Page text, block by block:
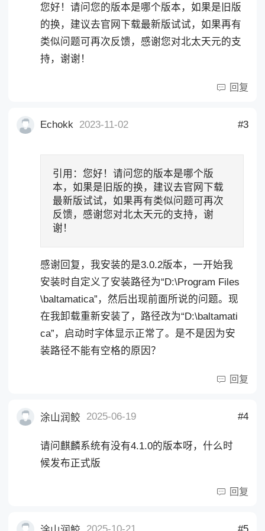
您好！请问您的版本是哪个版本，如果是旧版
的换，建议去官网下载最新版试试，如果再有
类似问题可再次反馈，感谢您对北太天元的支
持，谢谢！
回复
Echokk 2023-11-02 #3
引用： 您好！请问您的版本是哪个版
本，如果是旧版的换，建议去官网下载
最新版试试，如果再有类似问题可再次
反馈，感谢您对北太天元的支持，谢
谢！
感谢回复，我安装的是3.0.2版本，一开始我
安装时自定义了安装路径为“D:\Program Files
\baltamatica”，然后出现前面所说的问题。现
在我卸载重新安装了，路径改为“D:\baltamati
ca”，启动时字体显示正常了。是不是因为安
装路径不能有空格的原因？
回复
涂山润鲛 2025-06-19 #4
请问麒麟系统有没有4.1.0的版本呀，什么时
候发布正式版
回复
2025-10-21 #5